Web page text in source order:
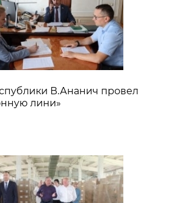
В.Ананич провел
лини»